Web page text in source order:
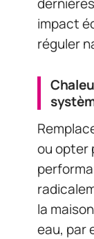
impact
réguler
ou opter
la
eau, par